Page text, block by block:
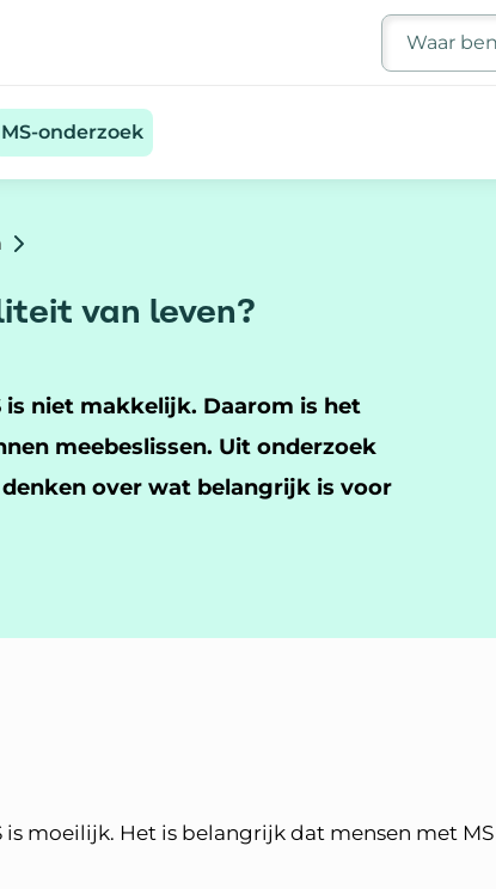
Zoeken
MS-onderzoek
van leven?
is niet makkelijk. Daarom is het
meebeslissen. Uit onderzoek
over wat belangrijk is voor
moeilijk. Het is belangrijk dat mensen met MS